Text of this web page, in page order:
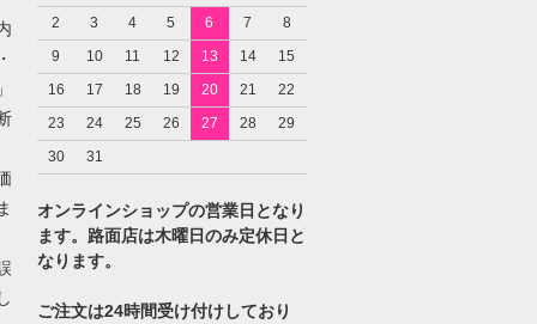
2
3 4 5 6 7
8
9
10 11 12 13 14
15
16
17 18 19 20 21
22
23
24 25 26 27 28
29
30
31
オンラインショップの営業日となり
ます。路面店は木曜日のみ定休日と
なります。
ご注文は24時間受け付けしており